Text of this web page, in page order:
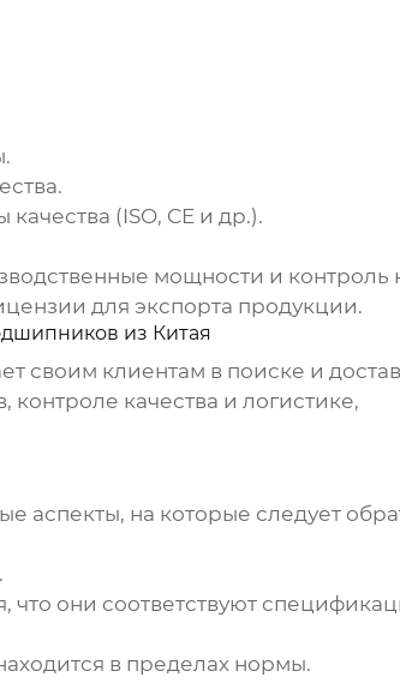
(ISO, CE и др.).
мощности и контроль
для экспорта продукции.
из Китая
своим клиентам в поиске и
качества и логистике,
аспекты, на которые следует
что они соответствуют
в пределах нормы.